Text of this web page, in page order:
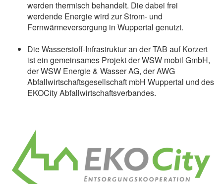
werden thermisch behandelt. Die dabei frei
werdende Energie wird zur Strom- und
Fernwärmeversorgung in Wuppertal genutzt.
Die Wasserstoff-Infrastruktur an der TAB auf Korzert
ist ein gemeinsames Projekt der WSW mobil GmbH,
der WSW Energie & Wasser AG, der AWG
Abfallwirtschaftsgesellschaft mbH Wuppertal und des
EKOCity Abfallwirtschaftsverbandes.